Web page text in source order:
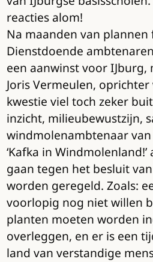
reacties alom!
Na maanden van
Dienstdoende
een aanwinst voor
Joris Vermeulen,
kwestie viel toch zeker
inzicht, milieubewustzijn,
windmolenambtenaar
‘Kafka in
gaan tegen het besluit
worden geregeld. Zoals:
voorlopig nog niet willen
planten moeten worden
overleggen, en er is een
land van verstandige